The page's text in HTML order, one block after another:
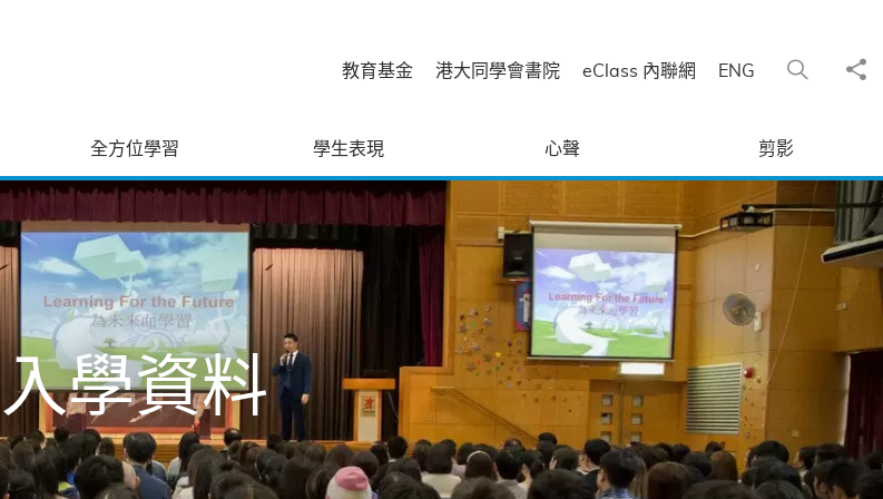
教育基金 港大同學會書院 eClass 內聯網 ENG 搜尋 分
全方位學習 學生表現 心聲 剪影
入學資料